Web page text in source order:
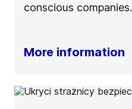
conscious companies.
More information